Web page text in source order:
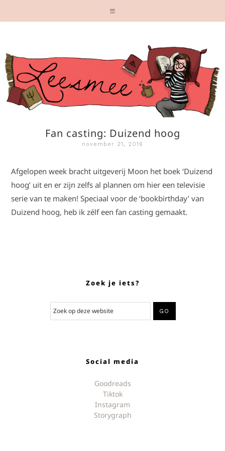
Fan casting: Duizend hoog
november 21, 2016
Afgelopen week bracht uitgeverij Moon het boek ‘Duizend
hoog’ uit en er zijn zelfs al plannen om hier een televisie
serie van te maken! Speciaal voor de ‘bookbirthday’ van
Duizend hoog, heb ik zélf een fan casting gemaakt.
Zoek je iets?
Social media
Goodreads
Tiktok
Instagram
Storygraph